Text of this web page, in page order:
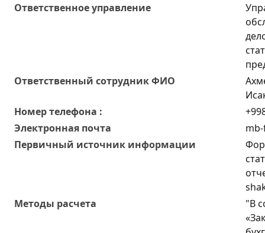
Ответственное управление
Oтветственный сотрудник ФИО
Номер телефона :
Электронная почта
Первичный источник информации
Методы расчета
"В